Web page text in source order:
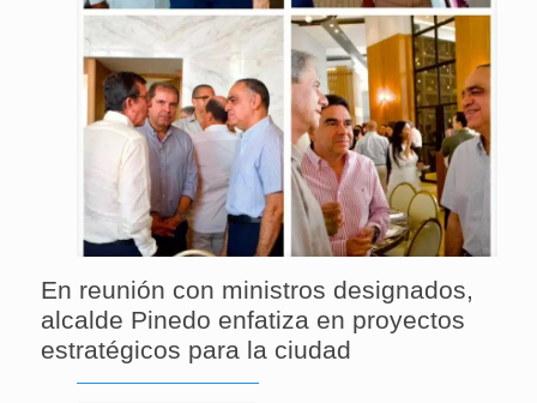
En reunión con ministros designados,
alcalde Pinedo enfatiza en proyectos
estratégicos para la ciudad